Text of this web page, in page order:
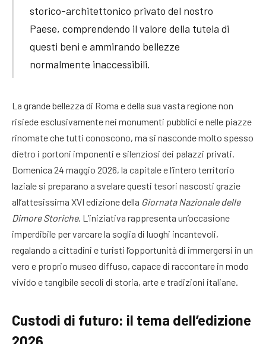
storico-architettonico privato del nostro
Paese, comprendendo il valore della tutela di
questi beni e ammirando bellezze
normalmente inaccessibili.
La grande bellezza di Roma e della sua vasta regione non
risiede esclusivamente nei monumenti pubblici e nelle piazze
rinomate che tutti conoscono, ma si nasconde molto spesso
dietro i portoni imponenti e silenziosi dei palazzi privati.
Domenica 24 maggio 2026, la capitale e l’intero territorio
laziale si preparano a svelare questi tesori nascosti grazie
all’attesissima XVI edizione della Giornata Nazionale delle
Dimore Storiche. L’iniziativa rappresenta un’occasione
imperdibile per varcare la soglia di luoghi incantevoli,
regalando a cittadini e turisti l’opportunità di immergersi in un
vero e proprio museo diffuso, capace di raccontare in modo
vivido e tangibile secoli di storia, arte e tradizioni italiane.
Custodi di futuro: il tema dell’edizione
2026